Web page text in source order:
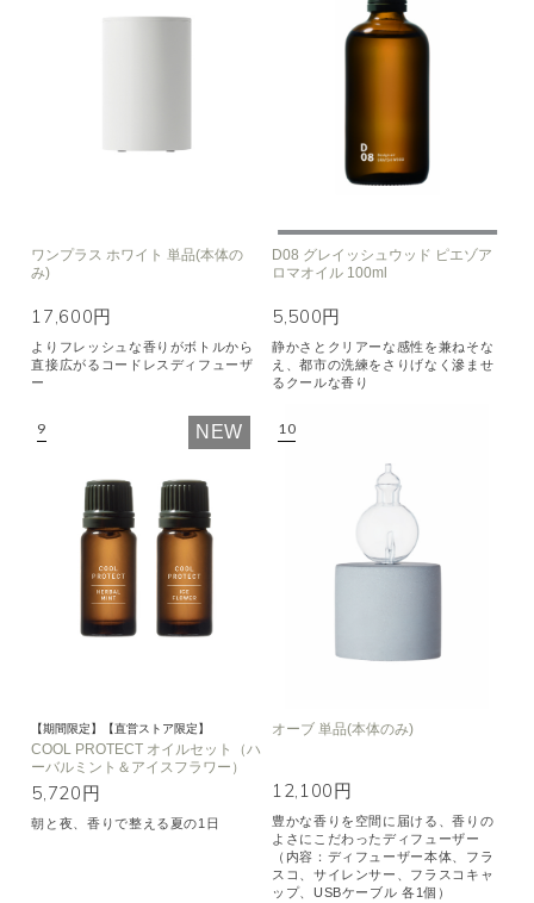
ワンプラス ホワイト 単品(本体の
み)
17,600円
よりフレッシュな香りがボトルから
直接広がるコードレスディフューザ
ー
D08 グレイッシュウッド ピエゾア
ロマオイル 100ml
5,500円
静かさとクリアーな感性を兼ねそな
え、都市の洗練をさりげなく滲ませ
るクールな香り
NEW
【期間限定】【直営ストア限定】
COOL PROTECT オイルセット（ハ
ーバルミント＆アイスフラワー）
5,720円
朝と夜、香りで整える夏の1日
オーブ 単品(本体のみ)
12,100円
豊かな香りを空間に届ける、香りの
よさにこだわったディフューザー
（内容：ディフューザー本体、フラ
スコ、サイレンサー、フラスコキャ
ップ、USBケーブル 各1個）